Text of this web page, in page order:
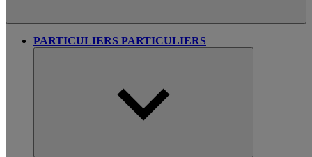
PARTICULIERS PARTICULIERS